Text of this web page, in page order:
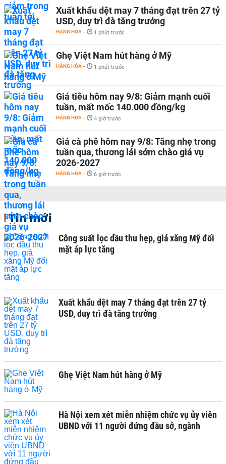
Xuất khẩu dệt may 7 tháng đạt trên 27 tỷ
USD, duy trì đà tăng trưởng
HÀNG HÓA - 1 phút trước
Ghẹ Việt Nam hút hàng ở Mỹ
HÀNG HÓA - 1 phút trước
Giá tiêu hôm nay 9/8: Giảm mạnh cuối
tuần, mất mốc 140.000 đồng/kg
HÀNG HÓA - 4 giờ trước
Giá cà phê hôm nay 9/8: Tăng nhẹ trong
tuần qua, thương lái sớm chào giá vụ
2026-2027
HÀNG HÓA - 6 giờ trước
Tin mới
Công suất lọc dầu thu hẹp, giá xăng Mỹ đối
mặt áp lực tăng
Xuất khẩu dệt may 7 tháng đạt trên 27 tỷ
USD, duy trì đà tăng trưởng
Ghẹ Việt Nam hút hàng ở Mỹ
Hà Nội xem xét miễn nhiệm chức vụ ủy viên
UBND với 11 người đứng đầu sở, ngành